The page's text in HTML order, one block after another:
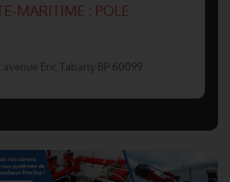
MARITIME : POLE
Eric Tabarly BP 60099